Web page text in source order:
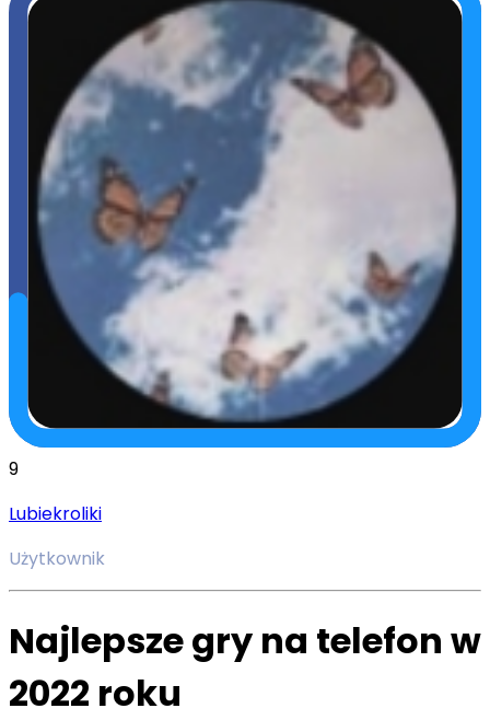
9
Lubiekroliki
Użytkownik
Najlepsze gry na telefon w
2022 roku